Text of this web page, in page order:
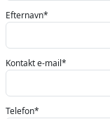
Efternavn*
Kontakt e-mail*
Telefon*